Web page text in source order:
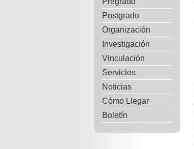
Postgrado
Organización
Investigación
Vinculación
Servicios
Noticias
Cómo Llegar
Boletín